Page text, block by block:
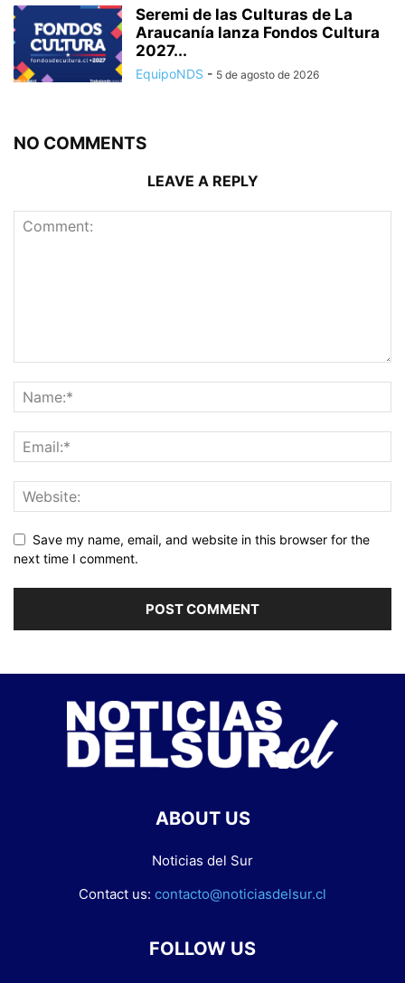
Seremi de las Culturas de La
Araucanía lanza Fondos Cultura
2027...
EquipoNDS - 5 de agosto de 2026
NO COMMENTS
LEAVE A REPLY
Save my name, email, and website in this browser for the
next time I comment.
ABOUT US
Noticias del Sur
Contact us: contacto@noticiasdelsur.cl
FOLLOW US